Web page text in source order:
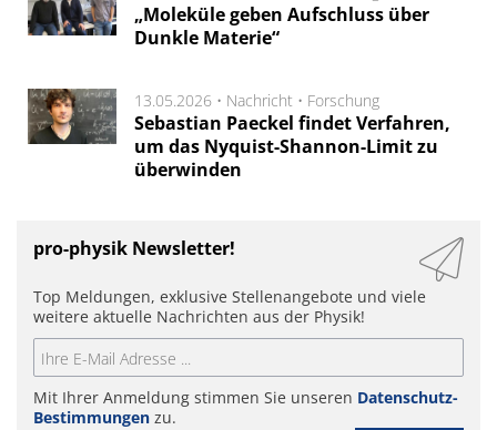
„Moleküle geben Aufschluss über
Dunkle Materie“
13.05.2026 • Nachricht • Forschung
Sebastian Paeckel findet Verfahren,
um das Nyquist-Shannon-Limit zu
überwinden
pro-physik Newsletter!
Top Meldungen, exklusive Stellenangebote und viele
weitere aktuelle Nachrichten aus der Physik!
Mit Ihrer Anmeldung stimmen Sie unseren Datenschutz-
Bestimmungen zu.